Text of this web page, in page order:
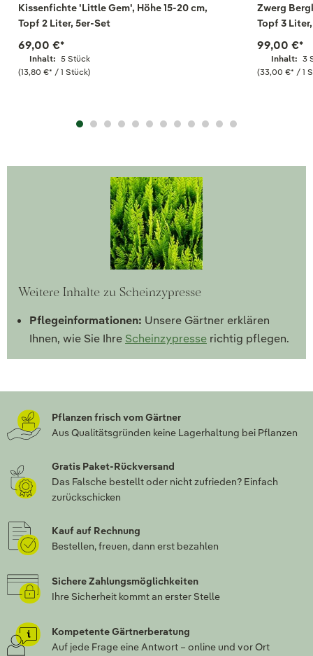
Kissenfichte 'Little Gem', Höhe 15-20 cm,
Topf 2 Liter, 5er-Set
Inhalt: 5 Stück
(13,80 €* / 1 Stück)
69,00 €*
Zwerg
Topf 3
Inhalt: 3
(33,00 €* / 1
99,00 €*
Weitere Inhalte zu Scheinzypresse
Pflegeinformationen: Unsere Gärtner erklären
Ihnen, wie Sie Ihre Scheinzypresse richtig pflegen.
Pflanzen frisch vom Gärtner
Aus Qualitätsgründen keine Lagerhaltung bei Pflanzen
Gratis Paket-Rückversand
Das Falsche bestellt oder nicht zufrieden? Einfach
zurückschicken
Kauf auf Rechnung
Bestellen, freuen, dann erst bezahlen
Sichere Zahlungsmöglichkeiten
Ihre Sicherheit kommt an erster Stelle
Kompetente Gärtnerberatung
Auf jede Frage eine Antwort – online und vor Ort